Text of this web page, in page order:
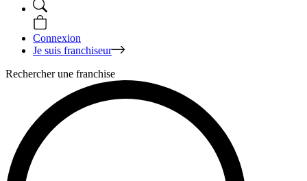
Connexion
Je suis franchiseur
Rechercher une franchise